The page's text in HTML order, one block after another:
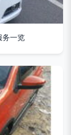
务一览